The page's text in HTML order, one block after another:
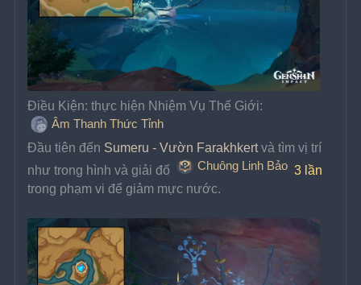
Điều Kiện: thực hiện Nhiệm Vụ Thế Giới:
Âm Thanh Thức Tỉnh
Đầu tiên đến Sumeru - Vườn Farakhkert và tìm vị trí
như trong hình và giải đố
Chuông Linh Bảo 3 lần
trong phạm vi để giảm mực nước.